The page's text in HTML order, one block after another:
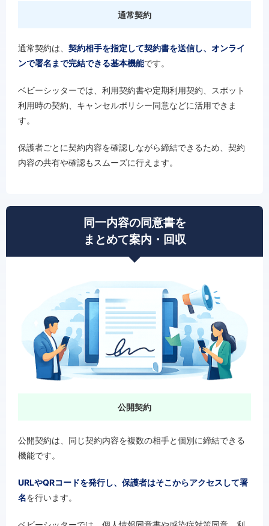
通常契約
通常契約は、 契約相手を指定して契約書を送信し、オンライ
ンで署名まで完結できる基本機能です。
ベビーシッターでは、利用契約書や定期利用契約、スポット
利用時の契約、キャンセルポリシー同意などに活用できま
す。
保護者ごとに契約内容を確認しながら締結できるため、契約
内容の共有や確認もスムーズに行えます。
同一内容の同意書を
まとめて案内・回収
公開契約
公開契約は、同じ契約内容を複数の相手と個別に締結できる
機能です。
URLやQRコードを発行し、保護者はそこからアクセスして署
名を行います。